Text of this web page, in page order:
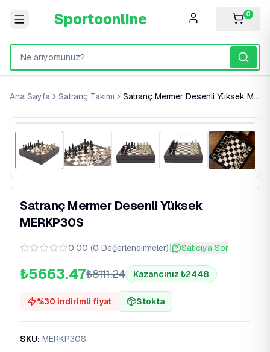
Sportoonline 0
Ana Sayfa Satranç Takımı Satranç Mermer Desenli Yüksek MERKP30S
İndirim
Satranç Mermer Desenli Yüksek
MERKP30S
0.00 (0 Değerlendirmeler)| Satıcıya Sor
₺5663.47₺8111.24 Kazancınız ₺2448
%30 indirimli fiyat Stokta
SKU: MERKP30S